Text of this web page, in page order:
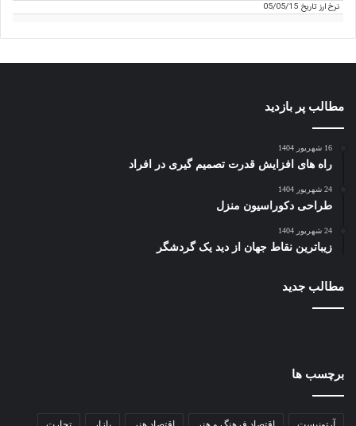
نرخ ارزتاریخ 05/05/15
مطالب پر بازدید
16 شهریور 1404
راه های افزایش قدرت تصمیم گیری در افراد
24 شهریور 1404
طراحی دکوراسیون منزل
24 شهریور 1404
زیباترین نقاط جهان از دید یک گردشگر
مطالب جدید
برچسب ها